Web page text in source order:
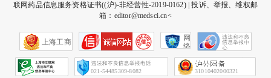
联网药品信息服务资格证书((沪)-非经营性-2019-0162)|投诉、举报、维权邮
箱：editor@medsci.cn<
上海工商
网
络
会
征
021-54485309-8082 31010402000321